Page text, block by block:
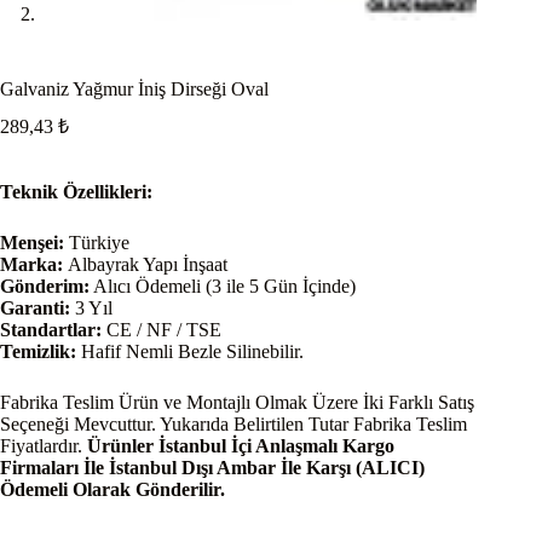
Galvaniz Yağmur İniş Dirseği Oval
289,43 ₺
Teknik Özellikleri:
Menşei: Türkiye
Marka: Albayrak Yapı İnşaat
Gönderim: Alıcı Ödemeli (3 ile 5 Gün İçinde)
Garanti: 3 Yıl
Standartlar: CE / NF / TSE
Temizlik: Hafif Nemli Bezle Silinebilir.
Fabrika Teslim Ürün ve Montajlı Olmak Üzere İki Farklı Satış
Seçeneği Mevcuttur. Yukarıda Belirtilen Tutar Fabrika Teslim
Fiyatlardır. Ürünler İstanbul İçi Anlaşmalı Kargo
Firmaları İle İstanbul Dışı Ambar İle Karşı (ALICI)
Ödemeli Olarak Gönderilir.